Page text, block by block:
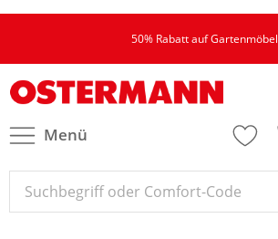
50% Rabatt auf Gartenmöbel
Menü